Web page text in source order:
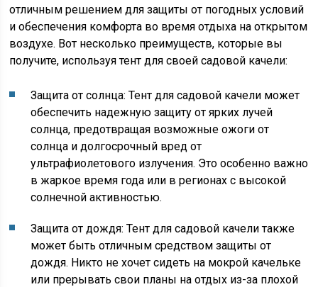
отличным решением для защиты от погодных условий
и обеспечения комфорта во время отдыха на открытом
воздухе. Вот несколько преимуществ, которые вы
получите, используя тент для своей садовой качели:
Защита от солнца: Тент для садовой качели может
обеспечить надежную защиту от ярких лучей
солнца, предотвращая возможные ожоги от
солнца и долгосрочный вред от
ультрафиолетового излучения. Это особенно важно
в жаркое время года или в регионах с высокой
солнечной активностью.
Защита от дождя: Тент для садовой качели также
может быть отличным средством защиты от
дождя. Никто не хочет сидеть на мокрой качельке
или прерывать свои планы на отдых из-за плохой